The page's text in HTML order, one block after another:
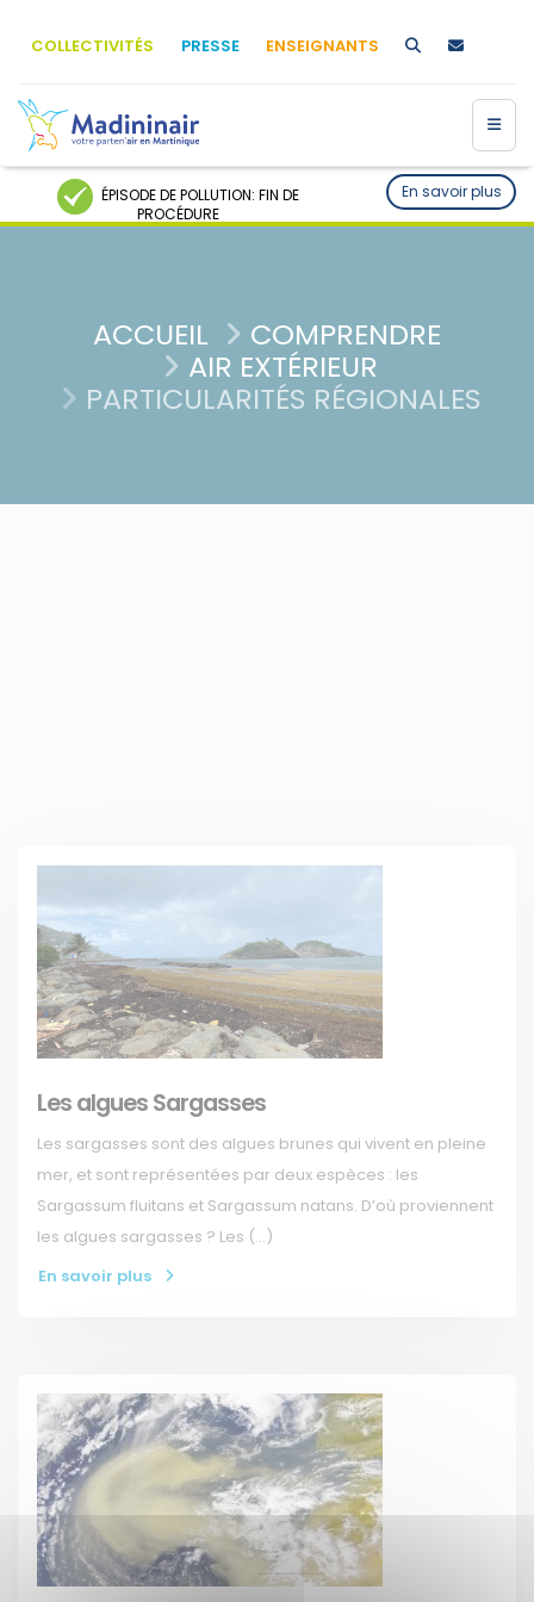
COLLECTIVITÉS PRESSE ENSEIGNANTS
ÉPISODE DE POLLUTION: FIN DE
PROCÉDURE
En savoir plus
ACCUEIL
COMPRENDRE
AIR EXTÉRIEUR
PARTICULARITÉS RÉGIONALES
Les algues Sargasses
Les sargasses sont des algues brunes qui vivent en pleine
mer, et sont représentées par deux espèces : les
Sargassum fluitans et Sargassum natans. D’où proviennent
les algues sargasses ? Les (…)
En savoir plus